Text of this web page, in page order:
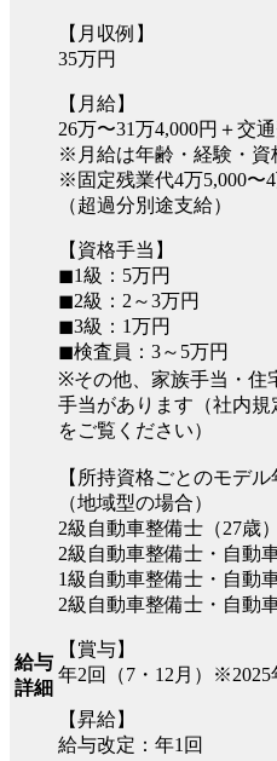
給与
詳細
【月収例】
35万円
【月給】
26万〜31万4,000円＋交
※月給は年齢・経験・資
※固定残業代4万5,000〜
（超過分別途支給）
【資格手当】
◼︎1級：5万円
◼︎2級：2～3万円
◼︎3級：1万円
◼︎検査員：3～5万円
※その他、家族手当・住
手当があります（社内
をご覧ください）
【所持資格ごとのモデ
（地域型の場合）
2級自動車整備士（27歳
2級自動車整備士・自動
1級自動車整備士・自動
2級自動車整備士・自動
【賞与】
年2回（7・12月）※2025
【昇給】
給与改定：年1回